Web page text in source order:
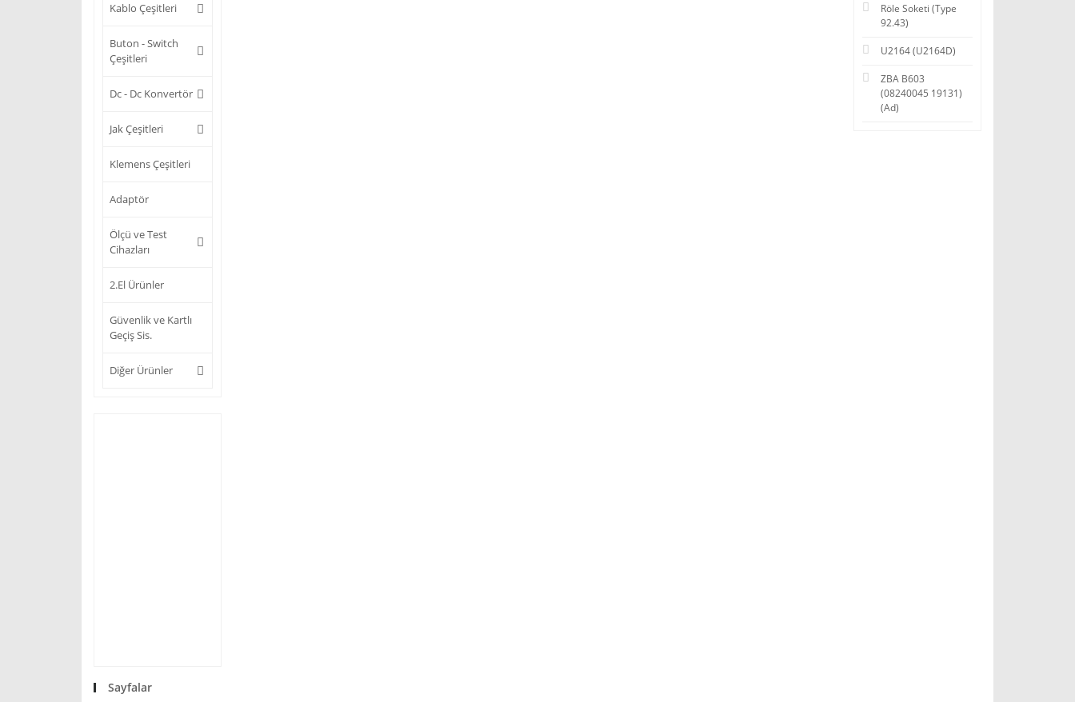
Kablo Çeşitleri
Buton - Switch
Çeşitleri
Dc - Dc Konvertör
Jak Çeşitleri
Klemens Çeşitleri
Adaptör
Ölçü ve Test
Cihazları
2.El Ürünler
Güvenlik ve Kartlı
Geçiş Sis.
Diğer Ürünler
Sayfalar
Röle Soketi (Type
92.43)
U2164 (U2164D)
ZBA B603
(08240045 19131)
(Ad)